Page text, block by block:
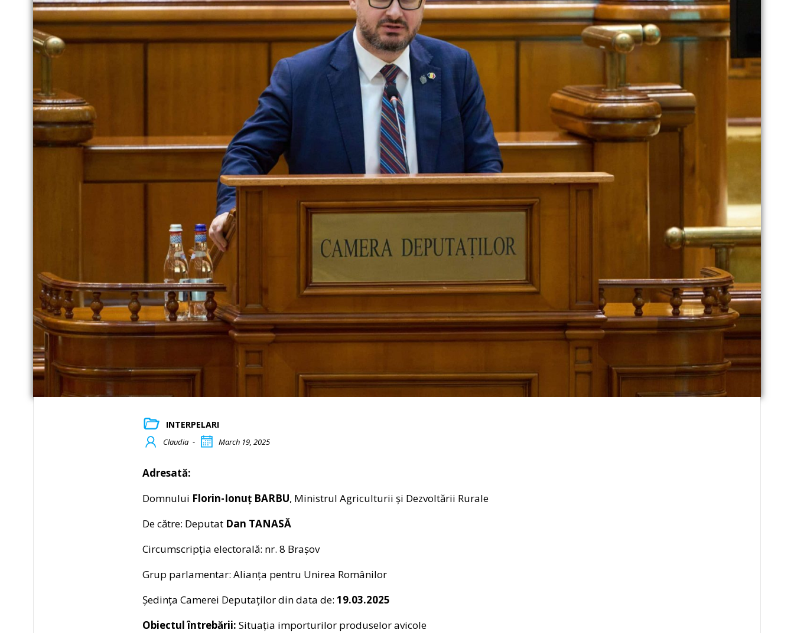
INTERPELARI
Claudia - March 19, 2025
Adresată:
Domnului Florin-Ionuț BARBU, Ministrul Agriculturii și Dezvoltării Rurale
De către: Deputat Dan TANASĂ
Circumscripția electorală: nr. 8 Brașov
Grup parlamentar: Alianța pentru Unirea Românilor
Ședința Camerei Deputaților din data de: 19.03.2025
Obiectul întrebării: Situația importurilor produselor avicole